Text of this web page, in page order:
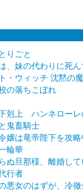
りごと
、妹の代わりに死ん
・ウィッチ 沈黙の
の落ちこぼれ
剋上 ハンネローレ
鬼畜騎士
嬢は竜帝陛下を攻略
輪華
ぬ旦那様、離婚し
行者
悪女のはずが、冷